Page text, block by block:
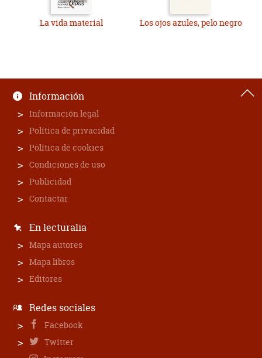
La vida material Los ojos azules, pelo negro
Información
Información legal
Política de privacidad
Política de cookies
Condiciones de uso
Publicidad
Contactar
En lecturalia
Mapa autores
Mapa libros
Editores
Redes sociales
Facebook
Twitter